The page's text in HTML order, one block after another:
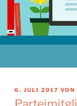
AM
6. JULI 2017 VON